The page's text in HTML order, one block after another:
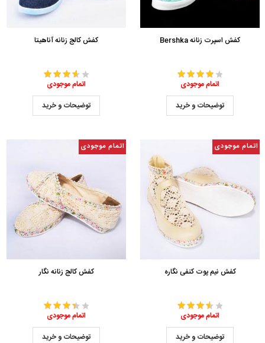
کفش اسپرت زنانه Bershka
اتمام موجودی
توضیحات و خرید
کفش کالج زنانه آناهیتا
اتمام موجودی
توضیحات و خرید
اتمام موجودی
کفش نیم پوت کنفی نگاره
اتمام موجودی
توضیحات و خرید
اتمام موجودی
کفش کالج زنانه نگار
اتمام موجودی
توضیحات و خرید